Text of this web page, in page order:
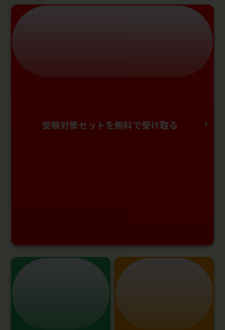
受験対策セットを無料で受け取る